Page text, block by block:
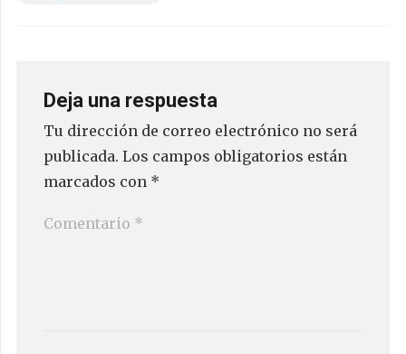
Deja una respuesta
Tu dirección de correo electrónico no será
publicada. Los campos obligatorios están
marcados con *